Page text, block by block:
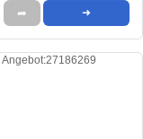
➦ ➜